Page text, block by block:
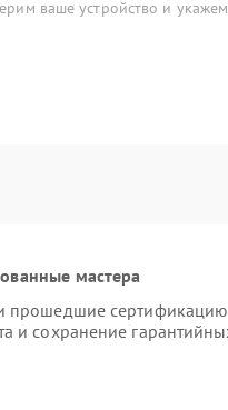
ваше устройство и
мастера
прошедшие
и сохранение